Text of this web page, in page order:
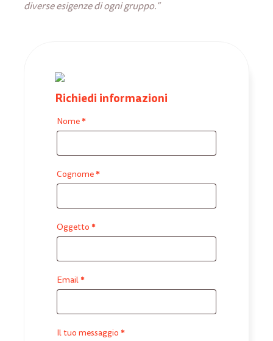
diverse esigenze di ogni gruppo.”
Richiedi informazioni
Nome *
Cognome *
Oggetto *
Email *
Il tuo messaggio *